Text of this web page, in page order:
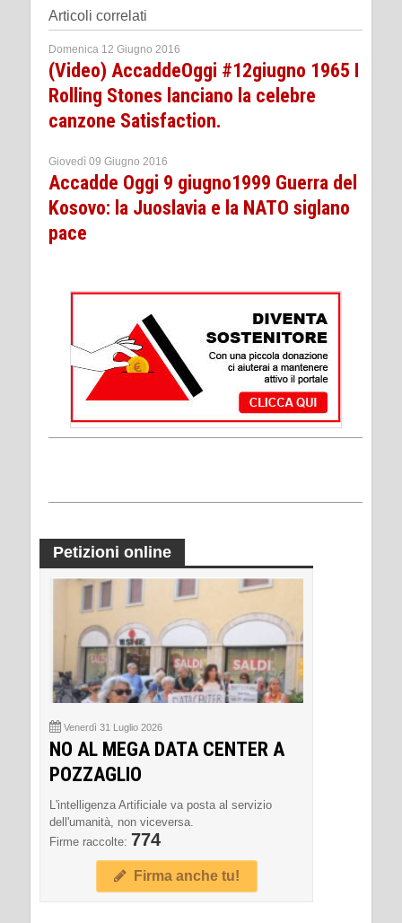
Articoli correlati
Domenica 12 Giugno 2016
(Video) AccaddeOggi #12giugno 1965 I
Rolling Stones lanciano la celebre
canzone Satisfaction.
Giovedì 09 Giugno 2016
Accadde Oggi 9 giugno1999 Guerra del
Kosovo: la Juoslavia e la NATO siglano
pace
Petizioni online
Venerdì 31 Luglio 2026
NO AL MEGA DATA CENTER A
POZZAGLIO
L'intelligenza Artificiale va posta al servizio
dell'umanità, non viceversa.
Firme raccolte: 774
Firma anche tu!